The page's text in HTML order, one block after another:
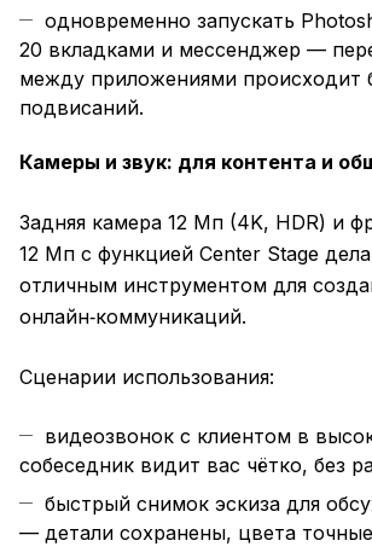
одновременно запускать
20 вкладками и мессенджер —
между приложениями происходит
подвисаний.
Камеры и звук: для контента и
Задняя камера 12 Мп (4K, HDR) и
12 Мп с функцией Center Stage
отличным инструментом для
онлайн‑коммуникаций.
Сценарии использования:
видеозвонок с клиентом в
собеседник видит вас чётко, без
быстрый снимок эскиза для
— детали сохранены, цвета